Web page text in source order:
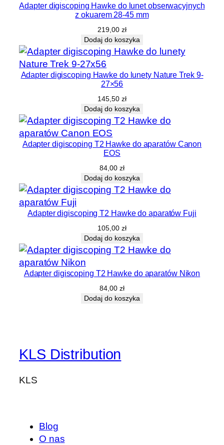
Adapter digiscoping Hawke do lunet obserwacyjnych
z okuarem 28-45 mm
219,00 zł
Dodaj do koszyka
Adapter digiscoping Hawke do lunety Nature Trek 9-
27×56
145,50 zł
Dodaj do koszyka
Adapter digiscoping T2 Hawke do aparatów Canon
EOS
84,00 zł
Dodaj do koszyka
Adapter digiscoping T2 Hawke do aparatów Fuji
105,00 zł
Dodaj do koszyka
Adapter digiscoping T2 Hawke do aparatów Nikon
84,00 zł
Dodaj do koszyka
KLS Distribution
KLS
Blog
O nas